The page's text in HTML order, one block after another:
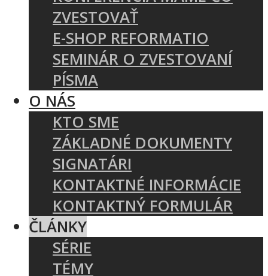
ZVESTOVAŤ
E-SHOP REFORMATIO
SEMINÁR O ZVESTOVANÍ
PÍSMA
O NÁS
KTO SME
ZÁKLADNÉ DOKUMENTY
SIGNATÁRI
KONTAKTNÉ INFORMÁCIE
KONTAKTNÝ FORMULÁR
ČLÁNKY
SÉRIE
TÉMY